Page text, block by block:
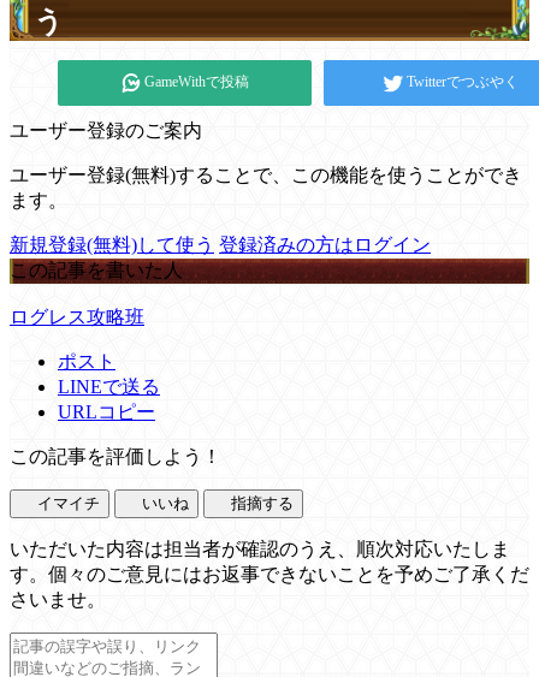
う
GameWithで投稿 Twitterでつぶやく
ユーザー登録のご案内
ユーザー登録(無料)することで、この機能を使うことができ
ます。
新規登録(無料)して使う 登録済みの方はログイン
この記事を書いた人
ログレス攻略班
ポスト
LINEで送る
URLコピー
この記事を評価しよう！
イマイチ いいね 指摘する
いただいた内容は担当者が確認のうえ、順次対応いたしま
す。個々のご意見にはお返事できないことを予めご了承くだ
さいませ。